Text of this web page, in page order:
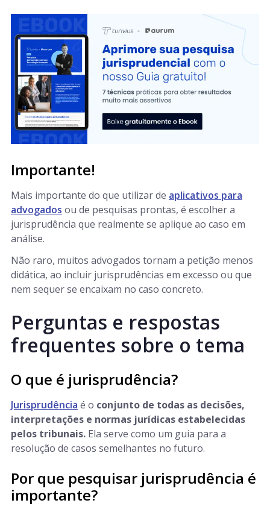
Importante!
Mais importante do que utilizar de aplicativos para
advogados ou de pesquisas prontas, é escolher a
jurisprudência que realmente se aplique ao caso em
análise.
Não raro, muitos advogados tornam a petição menos
didática, ao incluir jurisprudências em excesso ou que
nem sequer se encaixam no caso concreto.
Perguntas e respostas
frequentes sobre o tema
O que é jurisprudência?
Jurisprudência é o conjunto de todas as decisões,
interpretações e normas jurídicas estabelecidas
pelos tribunais. Ela serve como um guia para a
resolução de casos semelhantes no futuro.
Por que pesquisar jurisprudência é
importante?